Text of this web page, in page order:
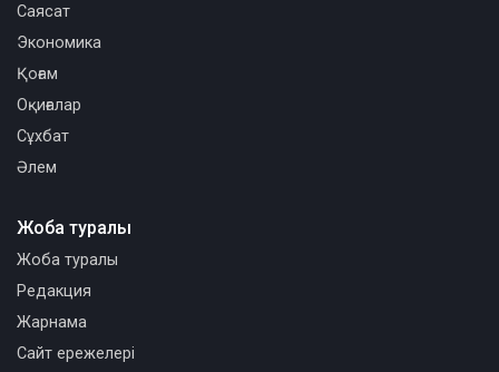
Саясат
Экономика
Қоғам
Оқиғалар
Сұхбат
Әлем
Жоба туралы
Жоба туралы
Редакция
Жарнама
Сайт ережелері